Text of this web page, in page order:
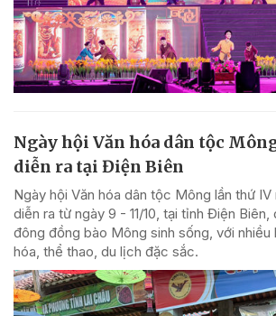
Ngày hội Văn hóa dân tộc
diễn ra tại Điện Biên
Ngày hội Văn hóa dân tộc Mông lần thứ
diễn ra từ ngày 9 - 11/10, tại tỉnh Điện Biên,
đông đồng bào Mông sinh sống, với nhiều
hóa, thể thao, du lịch đặc sắc.